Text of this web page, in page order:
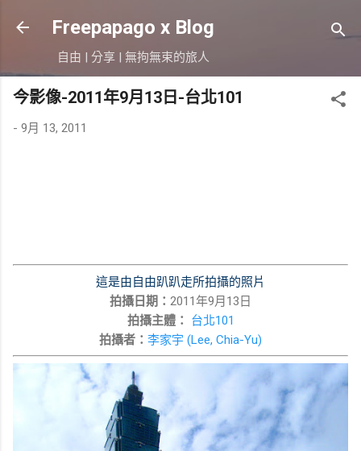
跳到主要內容
Freepapago x Blog
自由 | 分享 | 無拘無束的旅人
今影像-2011年9月13日-台北101
- 9月 13, 2011
這是由自由趴趴走所拍攝的照片
拍攝日期： 2011年9月13日
拍攝主體：
台北101
拍攝者： 李家宇 (Lee, Chia-Yu)